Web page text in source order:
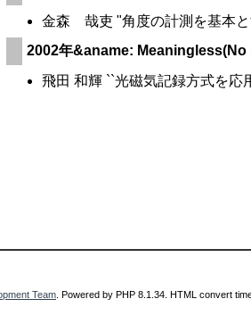
金森 哉吏 "角度の計測を基本
2002年&aname:
飛田 和輝 ``光磁気記録方式を応
Team . Powered by PHP 8.1.34. HTML convert